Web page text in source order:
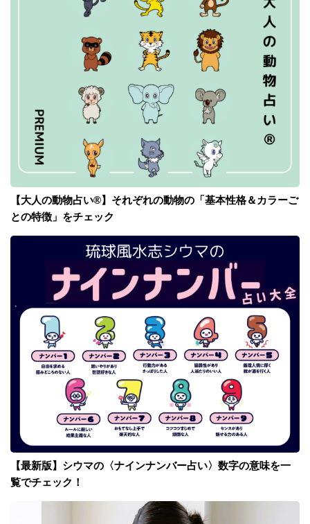
【大人の動物占い®】それぞれの動物の「基本性格＆カラーご
との特徴」をチェック
【最新版】シウマの〈ナインナンバー占い〉数字の意味を一
覧でチェック！